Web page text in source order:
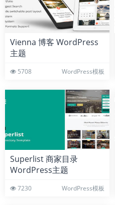
Vienna 博客 WordPress
主题
5708 WordPress模板
Superlist 商家目录
WordPress主题
7230 WordPress模板